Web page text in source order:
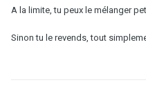
A la limite, tu peux le mélanger
Sinon tu le revends, tout